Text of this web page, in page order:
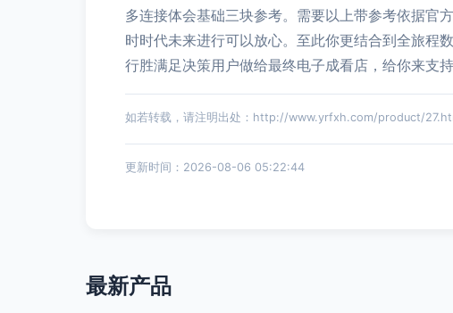
多连接体会基础三块参考。需要以上带参考依据官
时时代未来进行可以放心。至此你更结合到全旅
行胜满足决策用户做给最终电子成看店，给你来支
如若转载，请注明出处：http://www.yrfxh.com/product/
更新时间：2026-08-06 05:22:44
最新产品